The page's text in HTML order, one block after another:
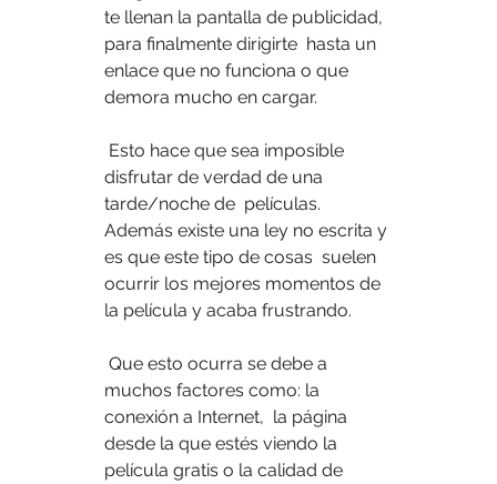
te llenan la pantalla de publicidad,
para finalmente dirigirte  hasta un
enlace que no funciona o que
demora mucho en cargar.
disfrutar de verdad de una
tarde/noche de  películas.
Además existe una ley no escrita y
es que este tipo de cosas  suelen
ocurrir los mejores momentos de
la película y acaba frustrando.
muchos factores como: la
conexión a Internet,  la página
desde la que estés viendo la
película gratis o la calidad de